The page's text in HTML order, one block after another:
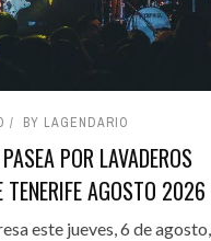
BY LAGENDARIO
POR LAVADEROS
AGOSTO 2026
este jueves, 6 de agosto,